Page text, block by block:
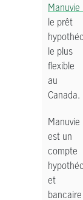
Manuvie
le prêt
le plus
flexible
au
Canada.
Manuvie
est un
compte
et
bancaire